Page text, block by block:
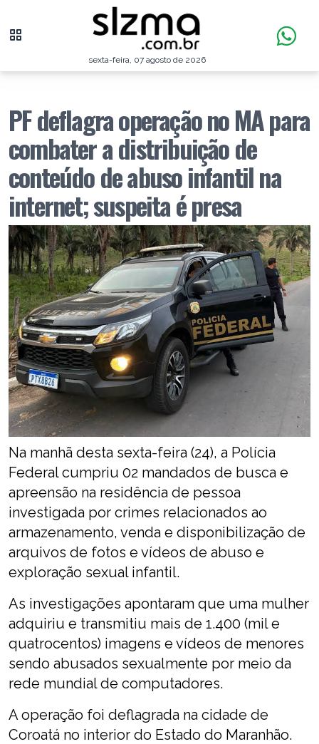
sexta-feira, 07 agosto de 2026
PF deflagra operação no MA para
combater a distribuição de
conteúdo de abuso infantil na
internet; suspeita é presa
Na manhã desta sexta-feira (24), a Polícia
Federal cumpriu 02 mandados de busca e
apreensão na residência de pessoa
investigada por crimes relacionados ao
armazenamento, venda e disponibilização de
arquivos de fotos e vídeos de abuso e
exploração sexual infantil.
As investigações apontaram que uma mulher
adquiriu e transmitiu mais de 1.400 (mil e
quatrocentos) imagens e vídeos de menores
sendo abusados sexualmente por meio da
rede mundial de computadores.
A operação foi deflagrada na cidade de
Coroatá no interior do Estado do Maranhão.